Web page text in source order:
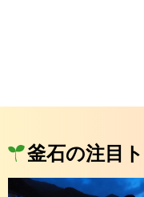
釜石の注目